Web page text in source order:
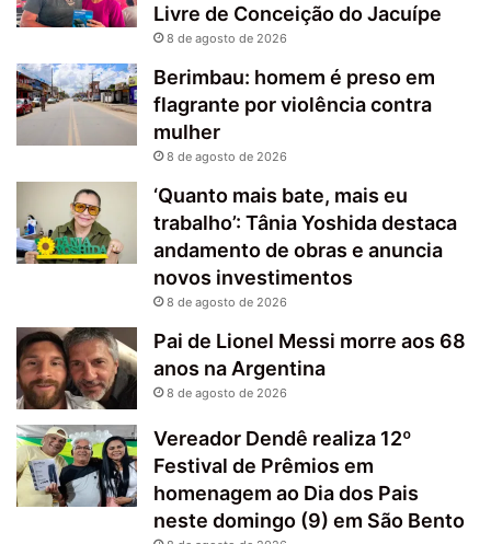
Livre de Conceição do Jacuípe
8 de agosto de 2026
Berimbau: homem é preso em
flagrante por violência contra
mulher
8 de agosto de 2026
‘Quanto mais bate, mais eu
trabalho’: Tânia Yoshida destaca
andamento de obras e anuncia
novos investimentos
8 de agosto de 2026
Pai de Lionel Messi morre aos 68
anos na Argentina
8 de agosto de 2026
Vereador Dendê realiza 12º
Festival de Prêmios em
homenagem ao Dia dos Pais
neste domingo (9) em São Bento